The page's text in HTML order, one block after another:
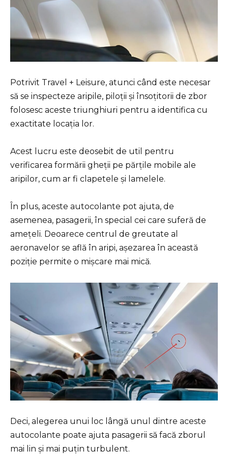
Potrivit Travel + Leisure, atunci când este necesar
să se inspecteze aripile, piloții și însoțitorii de zbor
folosesc aceste triunghiuri pentru a identifica cu
exactitate locația lor.
Acest lucru este deosebit de util pentru
verificarea formării gheții pe părțile mobile ale
aripilor, cum ar fi clapetele și lamelele.
În plus, aceste autocolante pot ajuta, de
asemenea, pasagerii, în special cei care suferă de
amețeli. Deoarece centrul de greutate al
aeronavelor se află în aripi, așezarea în această
poziție permite o mișcare mai mică.
Deci, alegerea unui loc lângă unul dintre aceste
autocolante poate ajuta pasagerii să facă zborul
mai lin și mai puțin turbulent.